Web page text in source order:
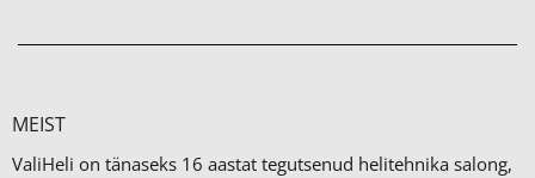
MEIST
ValiHeli on tänaseks 16 aastat tegutsenud helitehnika salong,